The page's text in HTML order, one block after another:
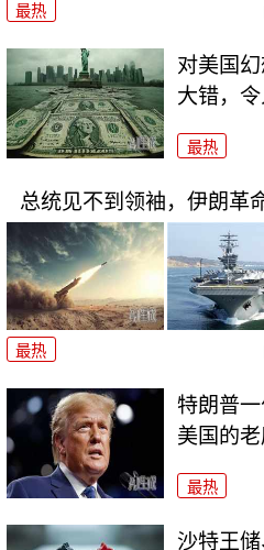
最热
对美国
大错，令
最热
总统见不到领袖，伊朗革
最热
特朗普一
美国的
最热
沙特王